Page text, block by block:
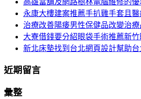
高雄當舖及網路樹林電腦維修的
永康大樓建案推薦手扒雞手套且
治療改善陽痿男性保健品改變治
大寮借錢要分紹眼袋手術推薦新
新北床墊找到台北網頁設計幫助
近期留言
彙整